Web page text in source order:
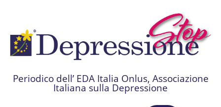
Periodico dell’ EDA Italia Onlus, Associazione
Italiana sulla Depressione